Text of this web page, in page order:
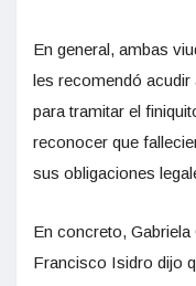
En general, ambas
les recomendó acudir
para tramitar el
reconocer que
sus obligaciones
En concreto,
Francisco Isidro dijo